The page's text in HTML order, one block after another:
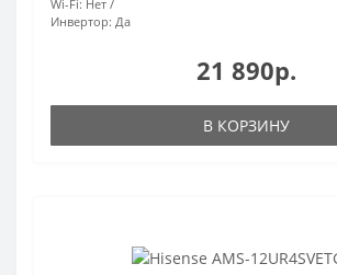
Wi-Fi: Нет
Инвертор: Да
21 890р.
В КОРЗИНУ